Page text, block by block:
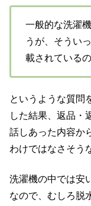
一般的な洗濯
うが、そうい
載されている
というような質問
した結果、返品・
話しあった内容か
わけではなさそう
洗濯機の中では安
なので、むしろ脱